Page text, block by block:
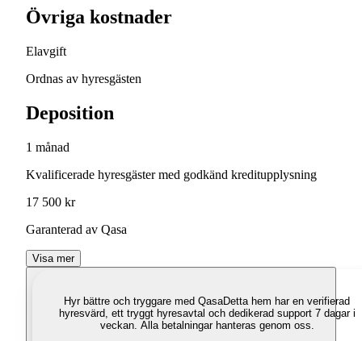
Övriga kostnader
Elavgift
Ordnas av hyresgästen
Deposition
1 månad
Kvalificerade hyresgäster med godkänd kreditupplysning
17 500 kr
Garanterad av Qasa
Visa mer
Hyr bättre och tryggare med QasaDetta hem har en verifierad
hyresvärd, ett tryggt hyresavtal och dedikerad support 7 dagar i
veckan. Alla betalningar hanteras genom oss.